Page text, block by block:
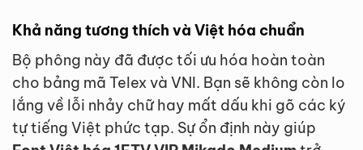
Khả năng tương thích và Việt hóa chuẩn
Bộ phông này đã được tối ưu hóa hoàn toàn
cho bảng mã Telex và VNI. Bạn sẽ không còn lo
lắng về lỗi nhảy chữ hay mất dấu khi gõ các ký
tự tiếng Việt phức tạp. Sự ổn định này giúp